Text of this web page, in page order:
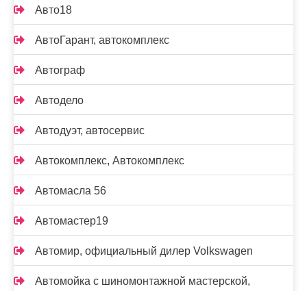
Авто18
АвтоГарант, автокомплекс
Автограф
Автодело
Автодуэт, автосервис
Автокомплекс, Автокомплекс
Автомасла 56
Автомастер19
Автомир, официальный дилер Volkswagen
Автомойка с шиномонтажной мастерской,